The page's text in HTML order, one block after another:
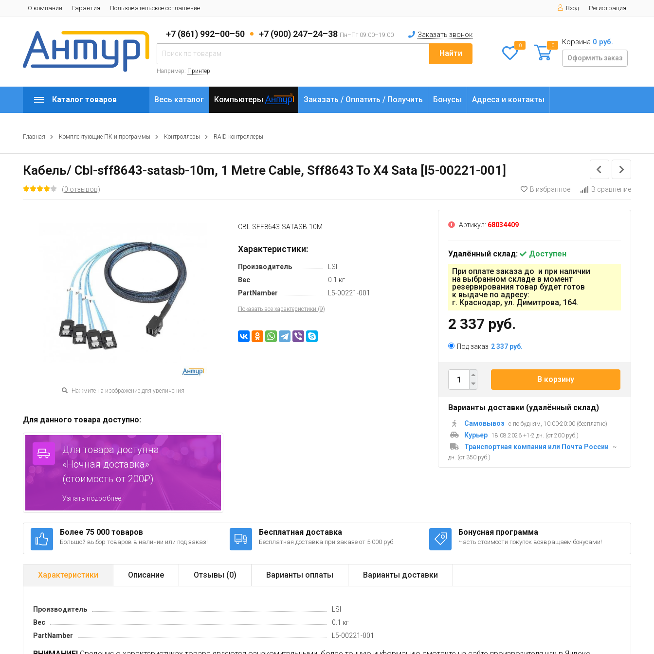
О компании Гарантия Пользовательское соглашение Вход Регистрация
+7 (861) 992–00–50 +7 (900) 247–24–38 Пн–Пт 09:00–19:00 Заказать звонок
Найти
Например: Принтер
0 0 Корзина 0 руб.
Оформить заказ
Каталог товаров Весь каталог Компьютеры Заказать / Оплатить / Получить Бонусы Адреса и контакты
Главная Комплектующие ПК и программы Контроллеры RAID контроллеры
Кабель/ Cbl-sff8643-satasb-10m, 1 Metre Cable, Sff8643 To X4 Sata [l5-00221-001]
(0 отзывов) В избранное В сравнение
Нажмите на изображение для увеличения
CBL-SFF8643-SATASB-10M
Характеристики:
Производитель
LSI
Вес
0.1 кг
PartNamber
L5-00221-001
Показать все характеристики (9)
Для данного товара доступно:
Для товара доступна
«Ночная доставка»
(стоимость от 200₽).
Узнать подробнее.
Артикул: 68034409
Удалённый склад:
Доступен
При оплате заказа до и при наличии
на выбранном складе в момент
резервирования товар будет готов
к выдаче по адресу:
г. Краснодар, ул. Димитрова, 164.
2 337 руб.
Под заказ 2 337 руб.
В корзину
Варианты доставки (удалённый склад)
Самовывоз с по будням, 10:00-20:00 (бесплатно)
Курьер 18.08.2026 +1-2 дн. (от 200 руб.)
Транспортная компания или Почта России
~
дн. (от 350 руб.)
Более 75 000 товаров
Большой выбор товаров в наличии или под заказ!
Бесплатная доставка
Бесплатная доставка при заказе от 5 000 руб.
Бонусная программа
Часть стоимости покупок возвращаем бонусами!
Характеристики Описание Отзывы (0) Варианты оплаты Варианты доставки
Производитель
LSI
Вес
0.1 кг
PartNamber
L5-00221-001